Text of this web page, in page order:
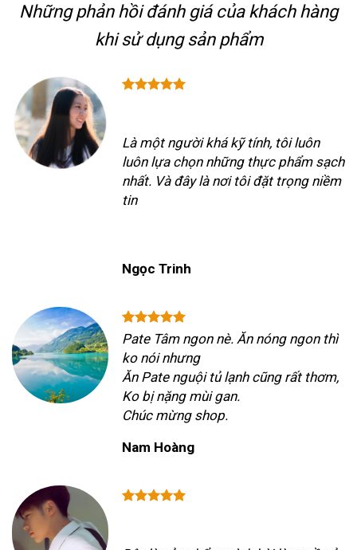
Những phản hồi đánh giá của khách hàng
khi sử dụng sản phẩm
Là một người khá kỹ tính, tôi luôn
luôn lựa chọn những thực phẩm sạch
nhất. Và đây là nơi tôi đặt trọng niềm
tin
Ngọc Trinh
Pate Tâm ngon nè. Ăn nóng ngon thì
ko nói nhưng
Ăn Pate nguội tủ lạnh cũng rất thơm,
Ko bị nặng mùi gan.
Chúc mừng shop.
Nam Hoàng